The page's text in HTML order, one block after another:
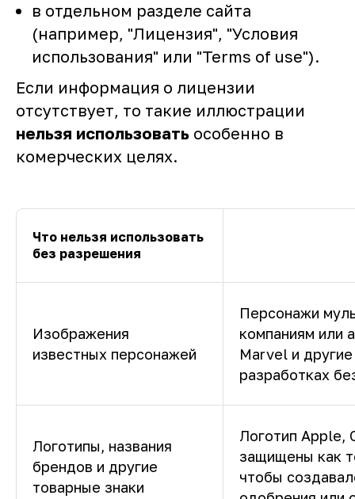
в отдельном разделе сайта
(например, "Лицензия", "Условия
использования" или "Terms of use").
Если информация о лицензии
отсутствует, то такие иллюстрации
нельзя использовать особенно в
комерческих целях.
Что нельзя использовать
без разрешения
Изображения
известных персонажей
Персонажи
компаниям или
Marvel и
разработках
Логотипы, названия
брендов и другие
товарные знаки
Логотип Apple,
защищены как
чтобы